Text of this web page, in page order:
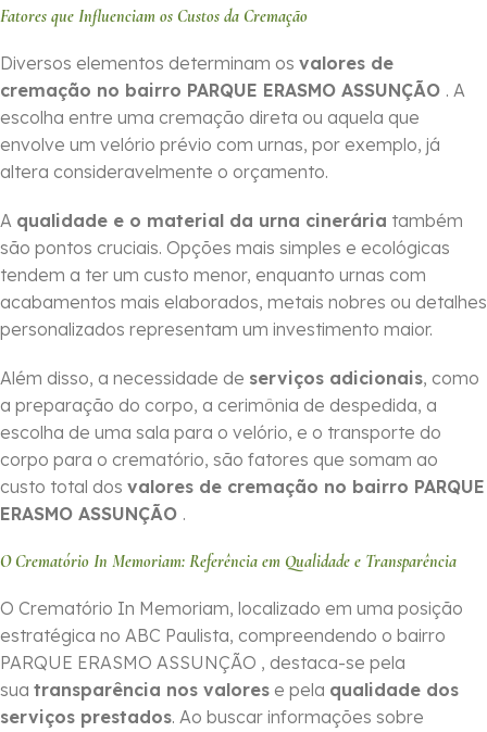
Fatores que Influenciam os Custos da Cremação
Diversos elementos determinam os valores de
cremação no bairro PARQUE ERASMO ASSUNÇÃO . A
escolha entre uma cremação direta ou aquela que
envolve um velório prévio com urnas, por exemplo, já
altera consideravelmente o orçamento.
A qualidade e o material da urna cinerária também
são pontos cruciais. Opções mais simples e ecológicas
tendem a ter um custo menor, enquanto urnas com
acabamentos mais elaborados, metais nobres ou detalhes
personalizados representam um investimento maior.
Além disso, a necessidade de serviços adicionais, como
a preparação do corpo, a cerimônia de despedida, a
escolha de uma sala para o velório, e o transporte do
corpo para o crematório, são fatores que somam ao
custo total dos valores de cremação no bairro PARQUE
ERASMO ASSUNÇÃO .
O Crematório In Memoriam: Referência em Qualidade e Transparência
O Crematório In Memoriam, localizado em uma posição
estratégica no ABC Paulista, compreendendo o bairro
PARQUE ERASMO ASSUNÇÃO , destaca-se pela
sua transparência nos valores e pela qualidade dos
serviços prestados. Ao buscar informações sobre